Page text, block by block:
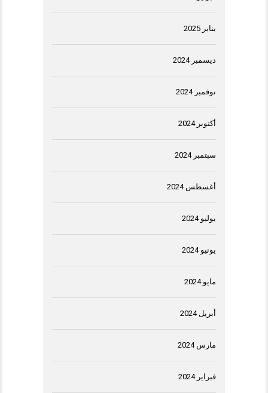
يناير 2025
ديسمبر 2024
نوفمبر 2024
أكتوبر 2024
سبتمبر 2024
أغسطس 2024
يوليو 2024
يونيو 2024
مايو 2024
أبريل 2024
مارس 2024
فبراير 2024